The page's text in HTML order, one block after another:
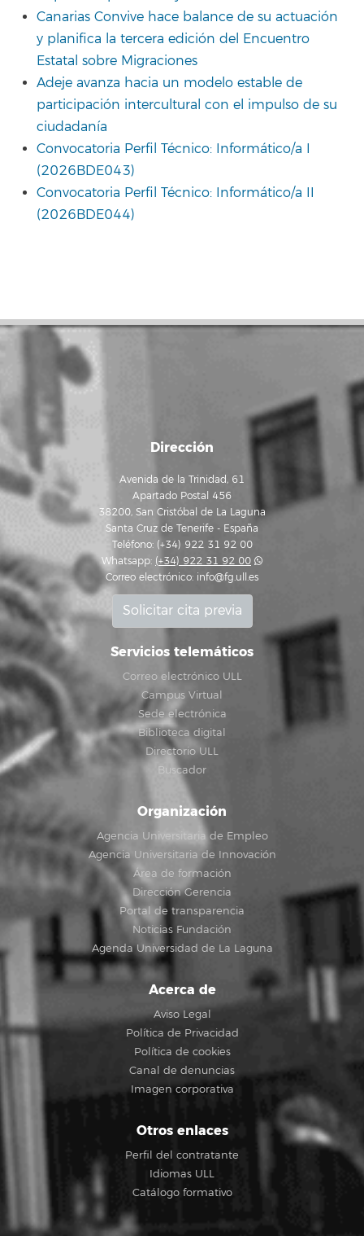
Canarias Convive hace balance de su actuación
y planifica la tercera edición del Encuentro
Estatal sobre Migraciones
Adeje avanza hacia un modelo estable de
participación intercultural con el impulso de su
ciudadanía
Convocatoria Perfil Técnico: Informático/a I
(2026BDE043)
Convocatoria Perfil Técnico: Informático/a II
(2026BDE044)
Dirección
Avenida de la Trinidad, 61
Apartado Postal 456
38200, San Cristóbal de La Laguna
Santa Cruz de Tenerife - España
Teléfono: (+34) 922 31 92 00
Whatsapp: (+34) 922 31 92 00
Correo electrónico: info@fg.ull.es
Solicitar cita previa
Servicios telemáticos
Correo electrónico ULL
Campus Virtual
Sede electrónica
Biblioteca digital
Directorio ULL
Buscador
Organización
Agencia Universitaria de Empleo
Agencia Universitaria de Innovación
Área de formación
Dirección Gerencia
Portal de transparencia
Noticias Fundación
Agenda Universidad de La Laguna
Acerca de
Aviso Legal
Política de Privacidad
Política de cookies
Canal de denuncias
Imagen corporativa
Otros enlaces
Perfil del contratante
Idiomas ULL
Catálogo formativo